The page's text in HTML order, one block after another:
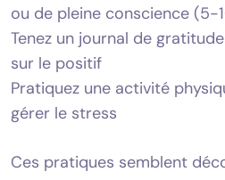
ou de pleine conscience (5-
Tenez un journal de
sur le positif
Pratiquez une activité
gérer le stress
Ces pratiques semblent